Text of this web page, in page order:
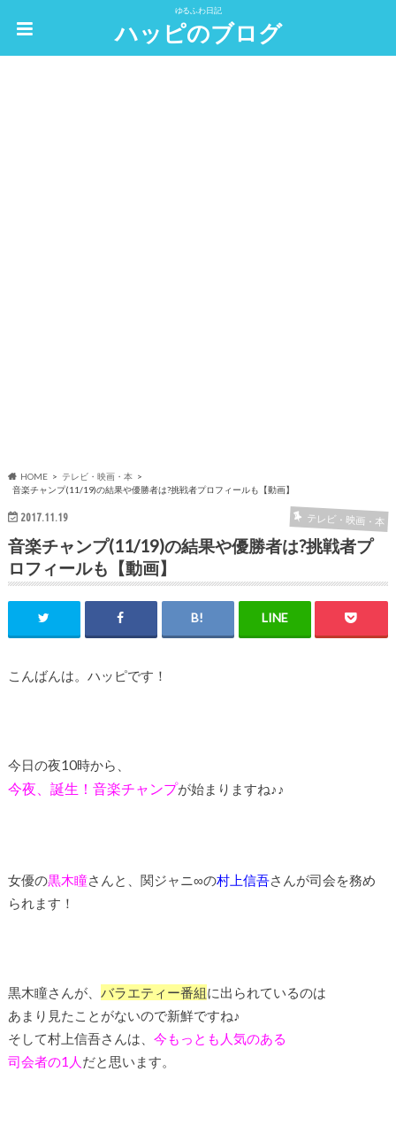
ゆるふわ日記
ハッピのブログ
HOME
テレビ・映画・本
音楽チャンプ(11/19)の結果や優勝者は?挑戦者プロフィールも【動画】
2017.11.19 テレビ・映画・本
音楽チャンプ(11/19)の結果や優勝者は?挑戦者プ
ロフィールも【動画】
こんばんは。ハッピです！
今日の夜10時から、
今夜、誕生！音楽チャンプが始まりますね♪♪
女優の黒木瞳さんと、関ジャニ∞の村上信吾さんが司会を務め
られます！
黒木瞳さんが、 バラエティー番組に出られているのは
あまり見たことがないので新鮮ですね♪
そして村上信吾さんは、 今もっとも人気のある
司会者の1人 だと思います。